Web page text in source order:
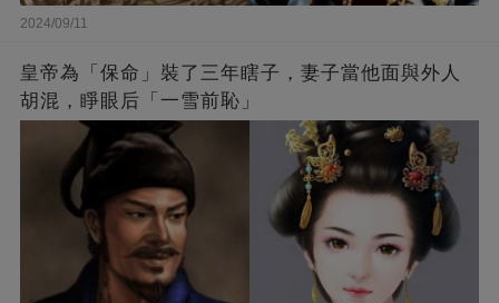
2024/09/11
皇帝為「保命」裝了三年瞎子，妻子當他面與外人
胡混，睜眼后「一雪前恥」